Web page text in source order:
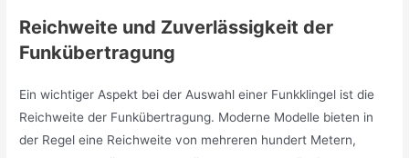
Reichweite und Zuverlässigkeit der
Funkübertragung
Ein wichtiger Aspekt bei der Auswahl einer Funkklingel ist die
Reichweite der Funkübertragung. Moderne Modelle bieten in
der Regel eine Reichweite von mehreren hundert Metern,